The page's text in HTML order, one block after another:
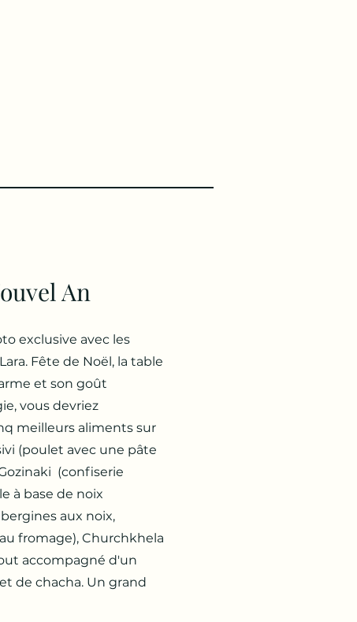
An
exclusive avec les
Fête de Noël, la table
et son goût
vous devriez
meilleurs aliments sur
(poulet avec une pâte
(confiserie
à base de noix
aux noix,
fromage), Churchkhela
accompagné d'un
de chacha. Un grand